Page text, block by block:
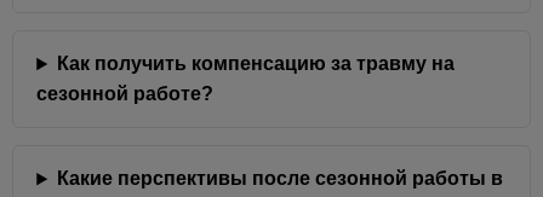
Как получить компенсацию за травму на
сезонной работе?
Какие перспективы после сезонной работы в